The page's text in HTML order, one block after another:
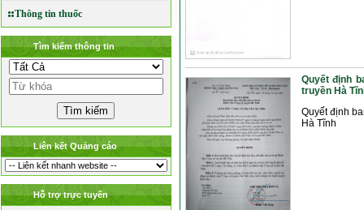
Thông tin thuốc
Tìm kiếm thông tin
Liên kết Quảng cáo
Hỗ trợ trực tuyến
Quyết định
truyền Hà
Quyết định
Hà Tĩnh